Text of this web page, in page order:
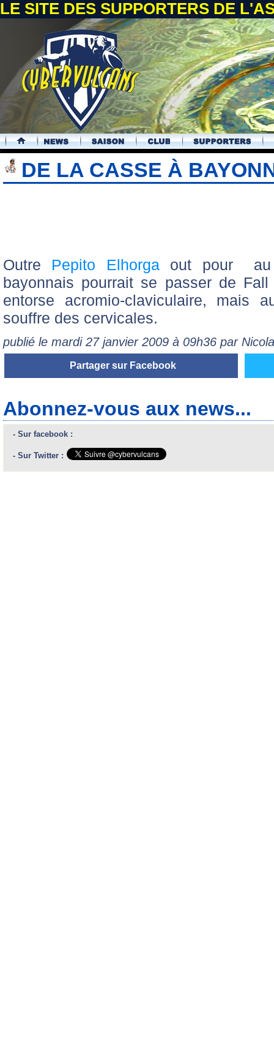
LE SITE DES SUPPORTERS DE
.
DE LA CASSE À
Outre Pepito Elhorga out pour au
bayonnais pourrait se passer de
entorse acromio-claviculaire,
souffre des cervicales.
publié le mardi 27 janvier 2009 à 09h36 par
Partager sur Facebook
Abonnez-vous aux news...
- Sur facebook :
- Sur Twitter :